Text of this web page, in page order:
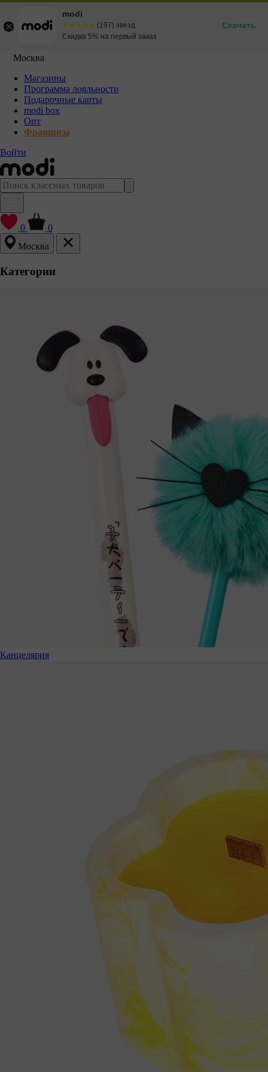
Москва
Магазины
Программа лояльности
Подарочные карты
modi box
Опт
Франшиза
Войти
0
0
Москва
Категории
Канцелярия
modi
☆☆☆☆☆
★★★★★ (197) звезд
Скидка 5% на первый заказ
Скачать